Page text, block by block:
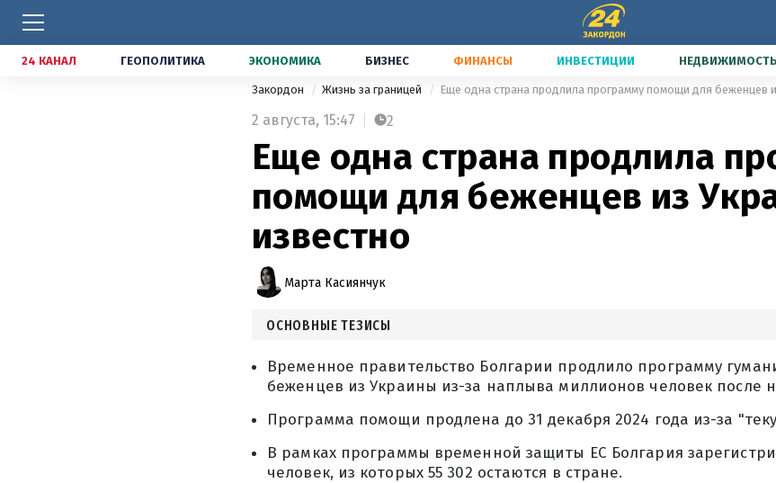
24 КАНАЛ ГЕОПОЛИТИКА ЭКОНОМИКА БИЗНЕС ФИНАНСЫ ИНВЕСТИЦИИ НЕДВИЖИМОСТЬ
Закордон Жизнь за границей Еще одна страна продлила программу помощи для беженцев
2 августа, 15:47 2
Еще одна страна продлила
помощи для беженцев из
известно
Марта Касиянчук
ОСНОВНЫЕ ТЕЗИСЫ
Временное правительство Болгарии продлило программу
беженцев из Украины из-за наплыва миллионов человек после
Программа помощи продлена до 31 декабря 2024 года из-за
В рамках программы временной защиты ЕС Болгария
человек, из которых 55 302 остаются в стране.